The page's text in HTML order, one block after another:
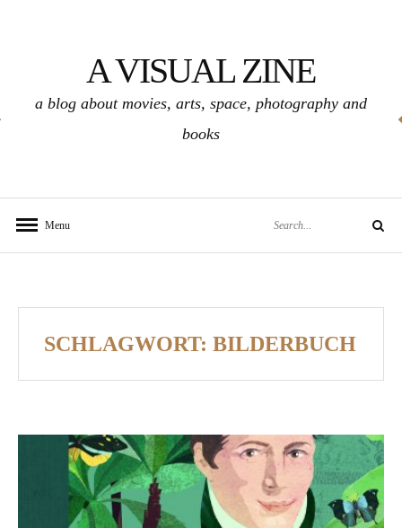
A VISUAL ZINE
a blog about movies, arts, space, photography and
books
Menu Search
SCHLAGWORT: BILDERBUCH